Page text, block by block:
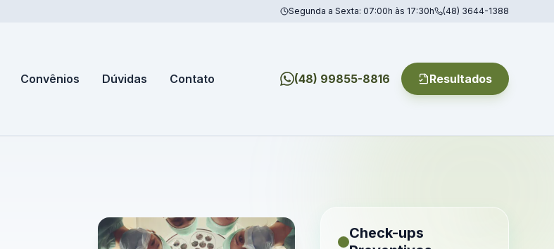
Segunda a Sexta: 07:00h às 17:30h (48) 3644-1388
Convênios Dúvidas Contato (48) 99855-8816 Resultados
Check-ups